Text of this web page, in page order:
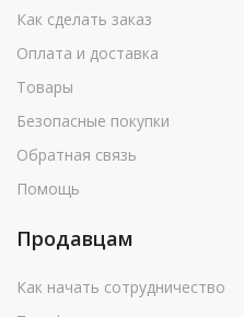
Как сделать заказ
Оплата и доставка
Товары
Безопасные покупки
Обратная связь
Помощь
Продавцам
Как начать сотрудничество